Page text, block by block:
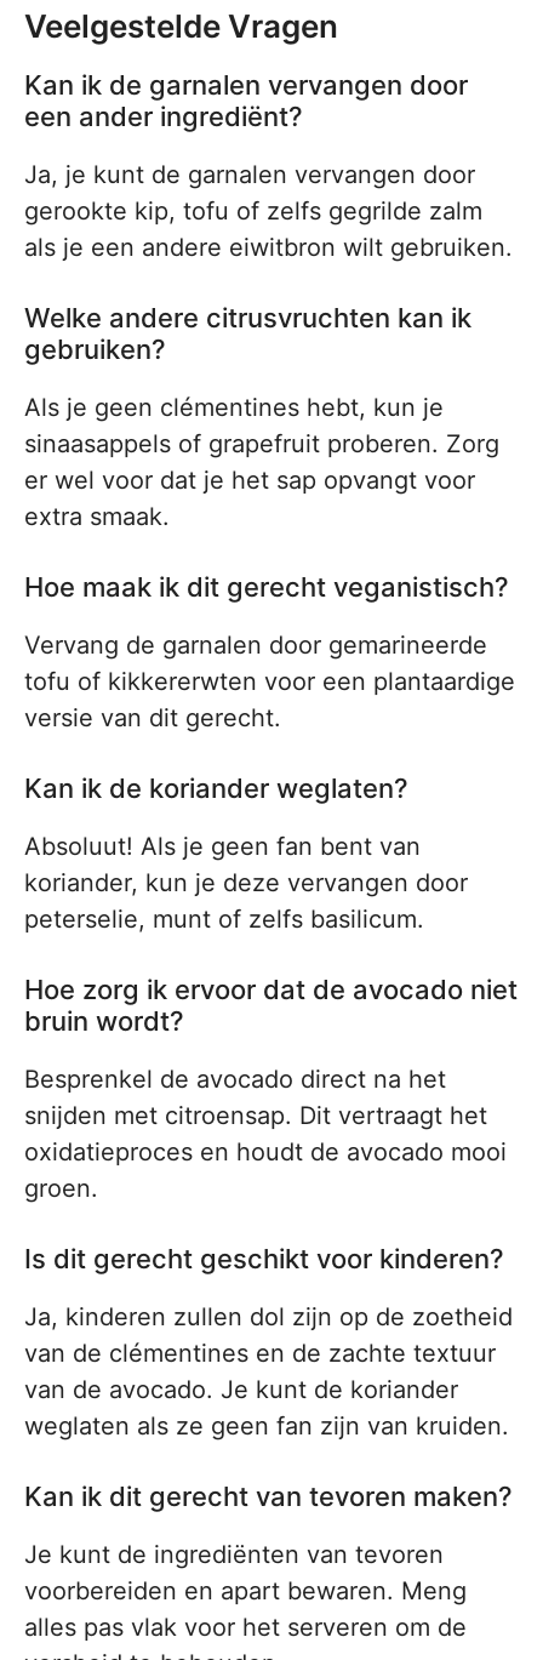
Veelgestelde Vragen
Kan ik de garnalen vervangen door
een ander ingrediënt?
Ja, je kunt de garnalen vervangen door
gerookte kip, tofu of zelfs gegrilde zalm
als je een andere eiwitbron wilt gebruiken.
Welke andere citrusvruchten kan ik
gebruiken?
Als je geen clémentines hebt, kun je
sinaasappels of grapefruit proberen. Zorg
er wel voor dat je het sap opvangt voor
extra smaak.
Hoe maak ik dit gerecht veganistisch?
Vervang de garnalen door gemarineerde
tofu of kikkererwten voor een plantaardige
versie van dit gerecht.
Kan ik de koriander weglaten?
Absoluut! Als je geen fan bent van
koriander, kun je deze vervangen door
peterselie, munt of zelfs basilicum.
Hoe zorg ik ervoor dat de avocado niet
bruin wordt?
Besprenkel de avocado direct na het
snijden met citroensap. Dit vertraagt het
oxidatieproces en houdt de avocado mooi
groen.
Is dit gerecht geschikt voor kinderen?
Ja, kinderen zullen dol zijn op de zoetheid
van de clémentines en de zachte textuur
van de avocado. Je kunt de koriander
weglaten als ze geen fan zijn van kruiden.
Kan ik dit gerecht van tevoren maken?
Je kunt de ingrediënten van tevoren
voorbereiden en apart bewaren. Meng
alles pas vlak voor het serveren om de